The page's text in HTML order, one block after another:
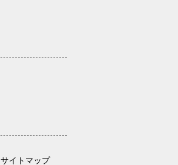
サイトマップ